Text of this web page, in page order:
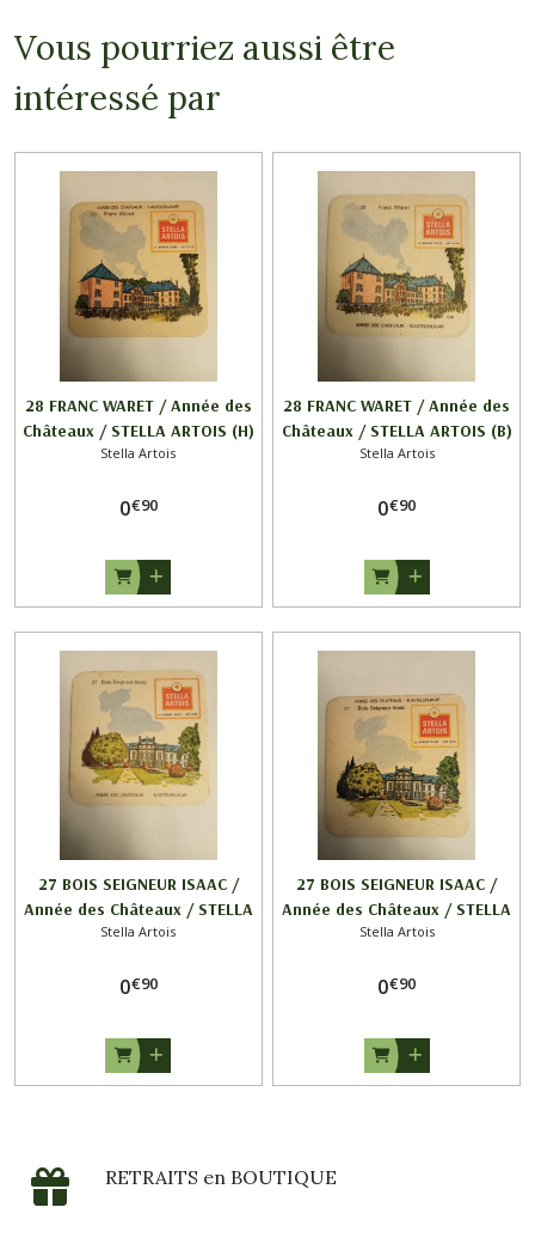
Vous pourriez aussi être
intéressé par
28 FRANC WARET / Année des
Châteaux / STELLA ARTOIS (H)
Stella Artois
0€90
28 FRANC WARET / Année des
Châteaux / STELLA ARTOIS (B)
Stella Artois
0€90
27 BOIS SEIGNEUR ISAAC /
Année des Châteaux / STELLA
ARTOIS (B)
Stella Artois
0€90
27 BOIS SEIGNEUR ISAAC /
Année des Châteaux / STELLA
ARTOIS (H)
Stella Artois
0€90
RETRAITS en BOUTIQUE